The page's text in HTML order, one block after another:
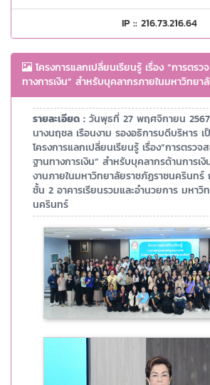
IP :: 216.73.216.64
โครงการแลกเปลี่ยนเรียนรู้ เรื่อง “การตร
ทางการเงิน” สำหรับบุคลากรภายในมหาวิทย
รายละเอียด : วันพุธที่ 27 พฤศจิกายน
นางนฤชล เรือนงาม รองอธิการบดีบริหาร เ
โครงการแลกเปลี่ยนเรียนรู้ เรื่อง“การตรวจ
ฐานทางการเงิน” สำหรับบุคลากรด้านการเ
งานภายในมหาวิทยาลัยราชภัฏราชนครินท
ชั้น 2 อาคารเรียนรวมและอำนวยการ มหาวิ
นครินทร์